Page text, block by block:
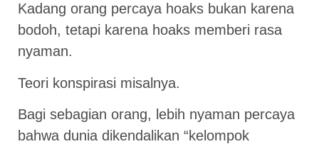
Kadang orang percaya hoaks bukan karena
bodoh, tetapi karena hoaks memberi rasa
nyaman.
Teori konspirasi misalnya.
Bagi sebagian orang, lebih nyaman percaya
bahwa dunia dikendalikan “kelompok